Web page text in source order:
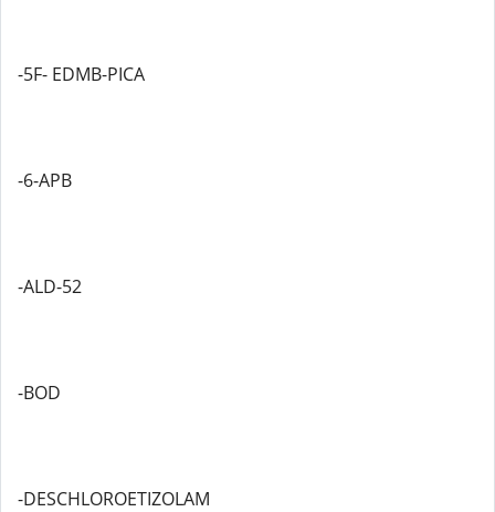
-5F- EDMB-PICA
-6-APB
-ALD-52
-BOD
-DESCHLOROETIZOLAM